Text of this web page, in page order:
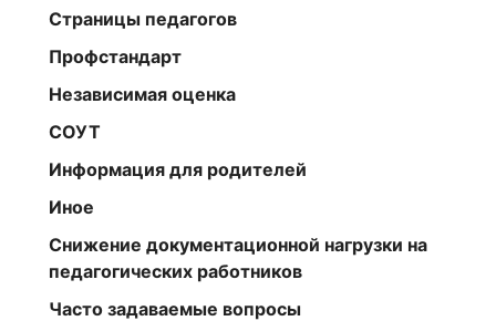
Страницы педагогов
Профстандарт
Независимая оценка
СОУТ
Информация для родителей
Иное
Снижение документационной нагрузки на
педагогических работников
Часто задаваемые вопросы